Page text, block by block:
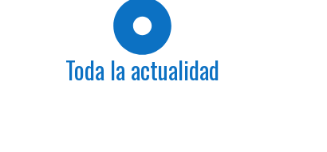
Toda la actualidad